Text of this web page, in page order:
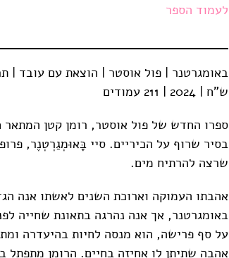
לעמוד הספר
ש"ח | 2024 | 211 עמודים
ספרו החדש של פול אוסטר, רומן קטן המתאר
בסיר שרוף על הכיריים. סיי בָּאוּמְגַרְטְנֶר,
שרצה להרתיח מים.
אהבתו העמוקה וארוכת השנים לאשתו אנה
באומגרטנר, אך אנה נהרגה בתאונת שחייה
על סף פרישה, הוא מנסה לחיות בהיעדרה
אהבה שתיתן לו אחיזה בחיים. הרומן מתפתל